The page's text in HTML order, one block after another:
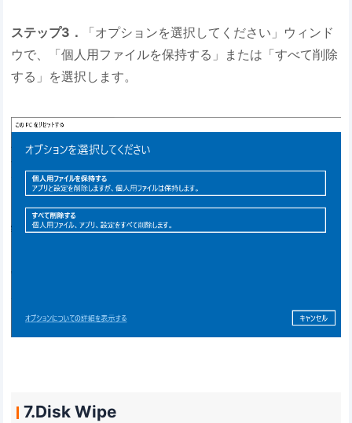
ステップ3．
「オプションを選択してください」ウィンド
ウで、「個人用ファイルを保持する」または「すべて削除
する」を選択します。
7.Disk Wipe